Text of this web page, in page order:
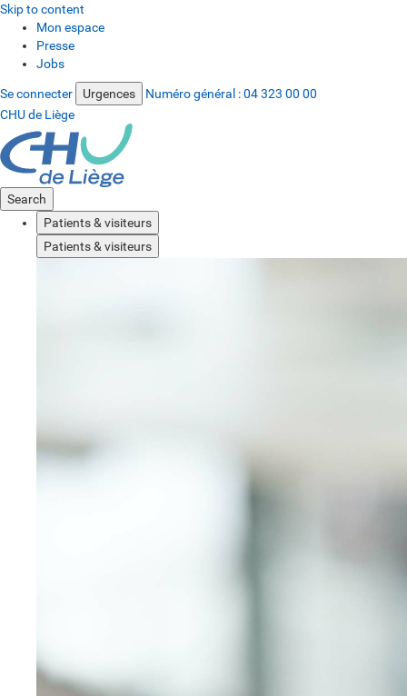
Skip to content
Mon espace
Presse
Jobs
Se connecter Urgences Numéro général :04 323 00 00
CHU de Liège
Search
Patients & visiteurs
Patients & visiteurs